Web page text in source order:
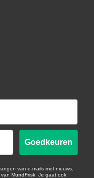
Goedkeuren
van e-mails met nieuws,
MundFrisk. Je gaat ook